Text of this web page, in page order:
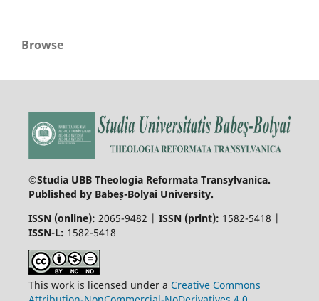
Browse
©Studia UBB Theologia Reformata Transylvanica.
Published by Babeș-Bolyai University.
ISSN (online): 2065-9482 | ISSN (print): 1582-5418 |
ISSN-L: 1582-5418
This work is licensed under a Creative Commons